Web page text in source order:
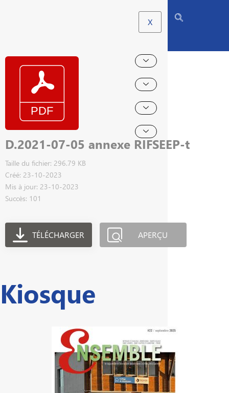
X
D.2021-07-05 annexe RIFSEEP-t
Taille du fichier: 296.79 KB
Créé: 23-10-2023
Mis à jour: 23-10-2023
Succès: 101
TÉLÉCHARGER APERÇU
Kiosque